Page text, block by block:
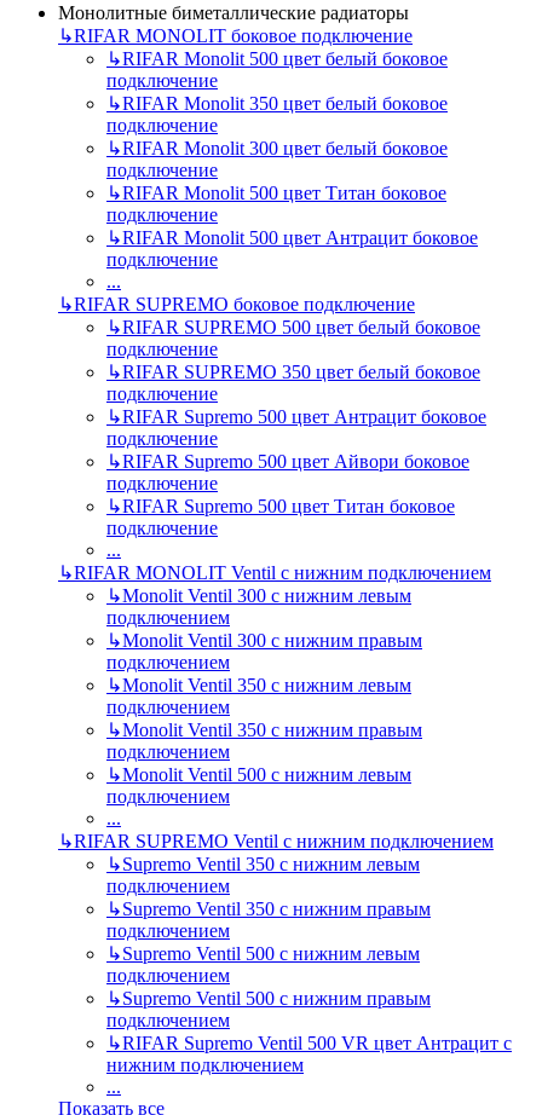
Монолитные биметаллические радиаторы
↳RIFAR MONOLIT боковое подключение
↳RIFAR Monolit 500 цвет белый боковое
подключение
↳RIFAR Monolit 350 цвет белый боковое
подключение
↳RIFAR Monolit 300 цвет белый боковое
подключение
↳RIFAR Monolit 500 цвет Титан боковое
подключение
↳RIFAR Monolit 500 цвет Антрацит боковое
подключение
...
↳RIFAR SUPREMO боковое подключение
↳RIFAR SUPREMO 500 цвет белый боковое
подключение
↳RIFAR SUPREMO 350 цвет белый боковое
подключение
↳RIFAR Supremo 500 цвет Антрацит боковое
подключение
↳RIFAR Supremo 500 цвет Айвори боковое
подключение
↳RIFAR Supremo 500 цвет Титан боковое
подключение
...
↳RIFAR MONOLIT Ventil с нижним подключением
↳Monolit Ventil 300 с нижним левым
подключением
↳Monolit Ventil 300 с нижним правым
подключением
↳Monolit Ventil 350 с нижним левым
подключением
↳Monolit Ventil 350 с нижним правым
подключением
↳Monolit Ventil 500 с нижним левым
подключением
...
↳RIFAR SUPREMO Ventil с нижним подключением
↳Supremo Ventil 350 с нижним левым
подключением
↳Supremo Ventil 350 с нижним правым
подключением
↳Supremo Ventil 500 с нижним левым
подключением
↳Supremo Ventil 500 с нижним правым
подключением
↳RIFAR Supremo Ventil 500 VR цвет Антрацит с
нижним подключением
...
Показать все